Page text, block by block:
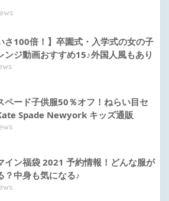
さ100倍！】卒園式・入学式の女の子
ンジ動画おすすめ15♪外国人風もあり
ペード子供服50％オフ！ねらい目セ
Spade Newyork キッズ通販
イン福袋 2021 予約情報！どんな服が
？中身も気になる♪